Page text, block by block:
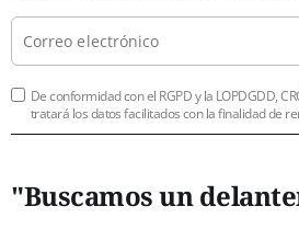
De conformidad con el RGPD y la LOPDGDD,
tratará los datos facilitados con la finalidad de
"Buscamos un